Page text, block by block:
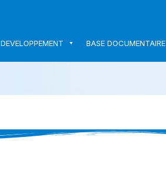
DEVELOPPEMENT BASE DOCUMENTAIRE